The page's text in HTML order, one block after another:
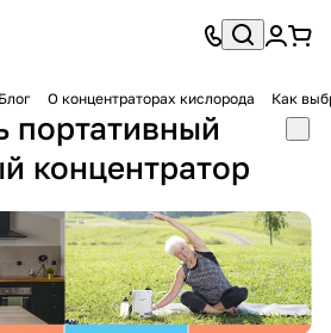
Блог О концентраторах кислорода Как
портативный
концентратор